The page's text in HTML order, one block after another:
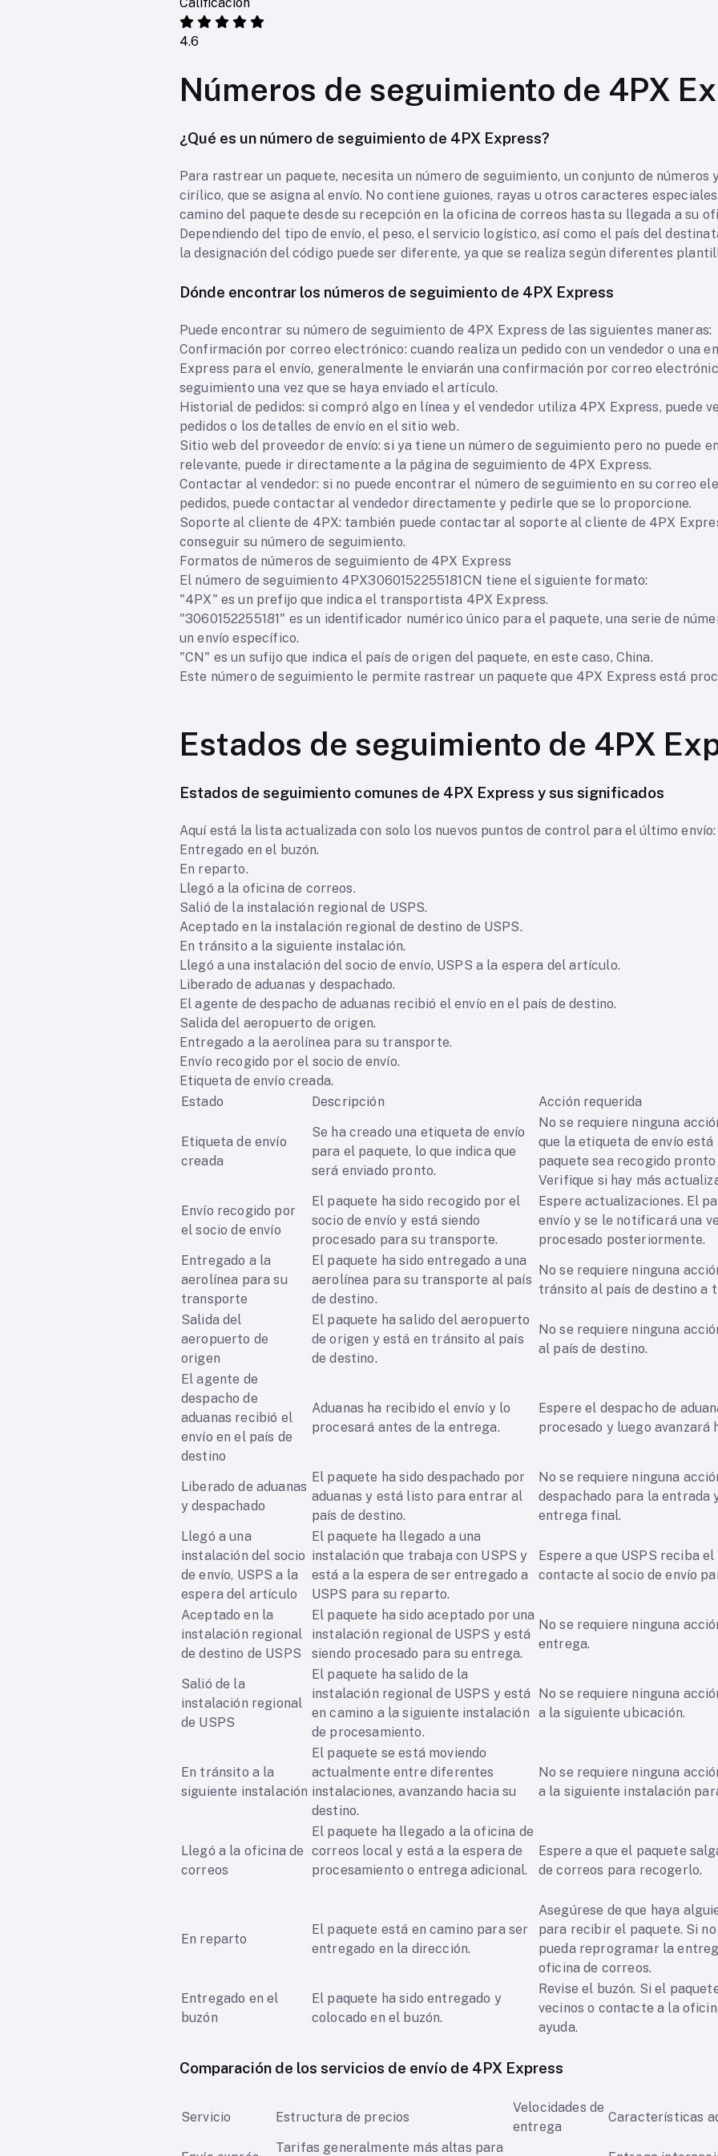
4.6
Números de seguimiento de 4PX
¿Qué es un número de seguimiento de 4PX Express?
Para rastrear un paquete, necesita un número de seguimiento, un conjunto de
cirílico, que se asigna al envío. No contiene guiones, rayas u otros caracteres
camino del paquete desde su recepción en la oficina de correos hasta su llegada a su
Dependiendo del tipo de envío, el peso, el servicio logístico, así como el país del
la designación del código puede ser diferente, ya que se realiza según diferentes
Dónde encontrar los números de seguimiento de 4PX Express
Puede encontrar su número de seguimiento de 4PX Express de las siguientes maneras:
Confirmación por correo electrónico: cuando realiza un pedido con un vendedor o una
Express para el envío, generalmente le enviarán una confirmación por correo
seguimiento una vez que se haya enviado el artículo.
Historial de pedidos: si compró algo en línea y el vendedor utiliza 4PX Express, puede
pedidos o los detalles de envío en el sitio web.
Sitio web del proveedor de envío: si ya tiene un número de seguimiento pero no puede
relevante, puede ir directamente a la página de seguimiento de 4PX Express.
Contactar al vendedor: si no puede encontrar el número de seguimiento en su correo
pedidos, puede contactar al vendedor directamente y pedirle que se lo proporcione.
Soporte al cliente de 4PX: también puede contactar al soporte al cliente de 4PX
conseguir su número de seguimiento.
Formatos de números de seguimiento de 4PX Express
El número de seguimiento 4PX3060152255181CN tiene el siguiente formato:
"4PX" es un prefijo que indica el transportista 4PX Express.
"3060152255181" es un identificador numérico único para el paquete, una serie de
un envío específico.
"CN" es un sufijo que indica el país de origen del paquete, en este caso, China.
Este número de seguimiento le permite rastrear un paquete que 4PX Express está
Estados de seguimiento de 4PX
Estados de seguimiento comunes de 4PX Express y sus significados
Aquí está la lista actualizada con solo los nuevos puntos de control para el último envío:
Entregado en el buzón.
En reparto.
Llegó a la oficina de correos.
Salió de la instalación regional de USPS.
Aceptado en la instalación regional de destino de USPS.
En tránsito a la siguiente instalación.
Llegó a una instalación del socio de envío, USPS a la espera del artículo.
Liberado de aduanas y despachado.
El agente de despacho de aduanas recibió el envío en el país de destino.
Salida del aeropuerto de origen.
Entregado a la aerolínea para su transporte.
Envío recogido por el socio de envío.
Etiqueta de envío creada.
Estado
Descripción Acción requerida
Etiqueta de envío
creada
Se ha creado una etiqueta de envío
para el paquete, lo que indica que
será enviado pronto.
No se requiere ninguna
que la etiqueta de envío
paquete sea recogido
Verifique si hay más
Envío recogido por
el socio de envío
El paquete ha sido recogido por el
socio de envío y está siendo
procesado para su transporte.
Espere actualizaciones. El
envío y se le notificará una
procesado posteriormente.
Entregado a la
aerolínea para su
transporte
El paquete ha sido entregado a una
aerolínea para su transporte al país
de destino.
No se requiere ninguna
tránsito al país de destino a
Salida del
aeropuerto de
origen
El paquete ha salido del aeropuerto
de origen y está en tránsito al país
de destino.
No se requiere ninguna
al país de destino.
El agente de
despacho de
aduanas recibió el
envío en el país de
destino
Aduanas ha recibido el envío y lo
procesará antes de la entrega.
Espere el despacho de
procesado y luego avanzará
Liberado de aduanas
y despachado
El paquete ha sido despachado por
aduanas y está listo para entrar al
país de destino.
No se requiere ninguna
despachado para la entrada
entrega final.
Llegó a una
instalación del socio
de envío, USPS a la
espera del artículo
El paquete ha llegado a una
instalación que trabaja con USPS y
está a la espera de ser entregado a
USPS para su reparto.
Espere a que USPS reciba
contacte al socio de envío
Aceptado en la
instalación regional
de destino de USPS
El paquete ha sido aceptado por una
instalación regional de USPS y está
siendo procesado para su entrega.
No se requiere ninguna
entrega.
Salió de la
instalación regional
de USPS
El paquete ha salido de la
instalación regional de USPS y está
en camino a la siguiente instalación
de procesamiento.
No se requiere ninguna
a la siguiente ubicación.
En tránsito a la
siguiente instalación
El paquete se está moviendo
actualmente entre diferentes
instalaciones, avanzando hacia su
destino.
No se requiere ninguna
a la siguiente instalación
Llegó a la oficina de
correos
El paquete ha llegado a la oficina de
correos local y está a la espera de
procesamiento o entrega adicional.
Espere a que el paquete
de correos para recogerlo.
En reparto
El paquete está en camino para ser
entregado en la dirección.
Asegúrese de que haya
para recibir el paquete. Si
pueda reprogramar la
oficina de correos.
Entregado en el
buzón
El paquete ha sido entregado y
colocado en el buzón.
Revise el buzón. Si el
vecinos o contacte a la
ayuda.
Comparación de los servicios de envío de 4PX Express
Servicio Estructura de precios
Velocidades de
entrega
Características
Tarifas generalmente más altas para